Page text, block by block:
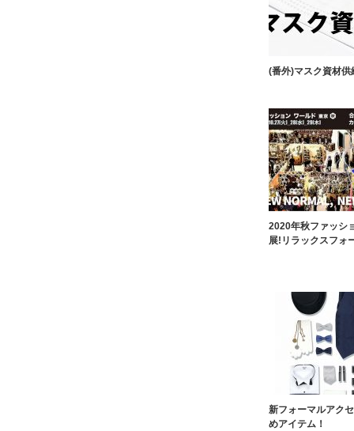
(番外)マスク資材供
2020年秋ファッシ
展!リラックスフォ
新フォーマルアク
めアイテム！